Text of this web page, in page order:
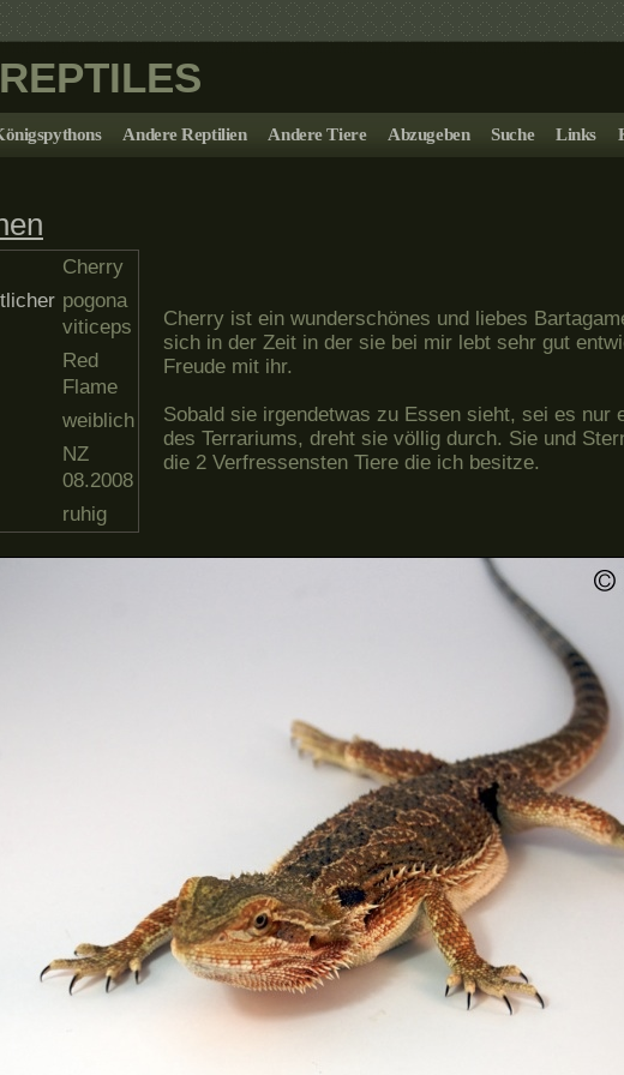
Andere Reptilien Andere Tiere Abzugeben Suche Links
Cherry
pogona
viticeps
Red
Flame
weiblich
NZ
08.2008
ruhig
Cherry ist ein wunderschönes und liebes
sich in der Zeit in der sie bei mir lebt sehr gut
Freude mit ihr.
Sobald sie irgendetwas zu Essen sieht, sei es nur
des Terrariums, dreht sie völlig durch. Sie und
die 2 Verfressensten Tiere die ich besitze.